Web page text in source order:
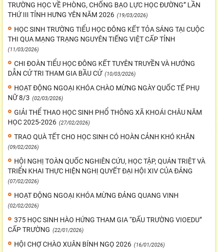
TRƯỜNG HỌC VỀ PHÒNG, CHỐNG BẠO LỰC HỌC ĐƯỜNG” LẦN
THỨ III TỈNH HƯNG YÊN NĂM 2026 (19/03/2026)
HỌC SINH TRƯỜNG TIỂU HỌC ĐÔNG KẾT TỎA SÁNG TẠI CUỘC
THI QUA MẠNG TRẠNG NGUYÊN TIẾNG VIỆT CẤP TỈNH
(11/03/2026)
CHI ĐOÀN TIỂU HỌC ĐÔNG KẾT TUYÊN TRUYỀN VÀ HƯỚNG
DẪN CỬ TRI THAM GIA BẦU CỬ (10/03/2026)
HOẠT ĐỘNG NGOẠI KHÓA CHÀO MỪNG NGÀY QUỐC TẾ PHỤ
NỮ 8/3 (02/03/2026)
GIẢI THỂ THAO HỌC SINH PHỔ THÔNG XÃ KHOÁI CHÂU NĂM
HỌC 2025-2026 (27/02/2026)
TRAO QUÀ TẾT CHO HỌC SINH CÓ HOÀN CẢNH KHÓ KHĂN
(09/02/2026)
HỘI NGHỊ TOÀN QUỐC NGHIÊN CỨU, HỌC TẬP, QUÁN TRIỆT VÀ
TRIỂN KHAI THỰC HIỆN NGHỊ QUYẾT ĐẠI HỘI XIV CỦA ĐẢNG
(07/02/2026)
HOẠT ĐỘNG NGOẠI KHÓA MỪNG ĐẢNG QUANG VINH
(02/02/2026)
375 HỌC SINH HÀO HỨNG THAM GIA “ĐẤU TRƯỜNG VIOEDU”
CẤP TRƯỜNG (22/01/2026)
HỘI CHỢ CHÀO XUÂN BÍNH NGỌ 2026 (16/01/2026)